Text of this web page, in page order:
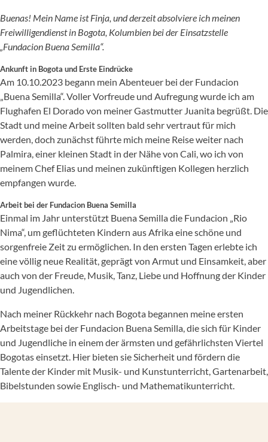
Buenas! Mein Name ist Finja, und derzeit absolviere ich meinen
Freiwilligendienst in Bogota, Kolumbien bei der Einsatzstelle
„Fundacion Buena Semilla“.
Ankunft in Bogota und Erste Eindrücke
Am 10.10.2023 begann mein Abenteuer bei der Fundacion
„Buena Semilla“. Voller Vorfreude und Aufregung wurde ich am
Flughafen El Dorado von meiner Gastmutter Juanita begrüßt. Die
Stadt und meine Arbeit sollten bald sehr vertraut für mich
werden, doch zunächst führte mich meine Reise weiter nach
Palmira, einer kleinen Stadt in der Nähe von Cali, wo ich von
meinem Chef Elias und meinen zukünftigen Kollegen herzlich
empfangen wurde.
Arbeit bei der Fundacion Buena Semilla
Einmal im Jahr unterstützt Buena Semilla die Fundacion „Rio
Nima“, um geflüchteten Kindern aus Afrika eine schöne und
sorgenfreie Zeit zu ermöglichen. In den ersten Tagen erlebte ich
eine völlig neue Realität, geprägt von Armut und Einsamkeit, aber
auch von der Freude, Musik, Tanz, Liebe und Hoffnung der Kinder
und Jugendlichen.
Nach meiner Rückkehr nach Bogota begannen meine ersten
Arbeitstage bei der Fundacion Buena Semilla, die sich für Kinder
und Jugendliche in einem der ärmsten und gefährlichsten Viertel
Bogotas einsetzt. Hier bieten sie Sicherheit und fördern die
Talente der Kinder mit Musik- und Kunstunterricht, Gartenarbeit,
Bibelstunden sowie Englisch- und Mathematikunterricht.